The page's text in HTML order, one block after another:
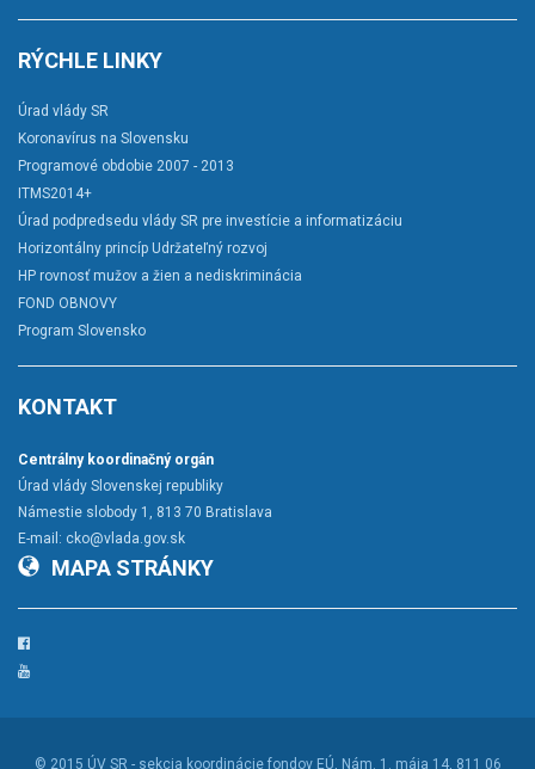
RÝCHLE LINKY
Úrad vlády SR
Koronavírus na Slovensku
Programové obdobie 2007 - 2013
ITMS2014+
Úrad podpredsedu vlády SR pre investície a informatizáciu
Horizontálny princíp Udržateľný rozvoj
HP rovnosť mužov a žien a nediskriminácia
FOND OBNOVY
Program Slovensko
KONTAKT
Centrálny koordinačný orgán
Úrad vlády Slovenskej republiky
Námestie slobody 1, 813 70 Bratislava
E-mail: cko@vlada.gov.sk
MAPA STRÁNKY
Facebook
YouTube
© 2015 ÚV SR - sekcia koordinácie fondov EÚ, Nám. 1. mája 14, 811 06